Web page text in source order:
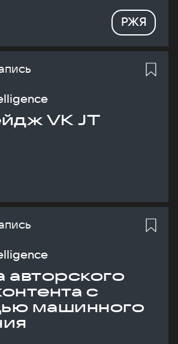
РЖЯ
VK JT
авторского
с
машинного